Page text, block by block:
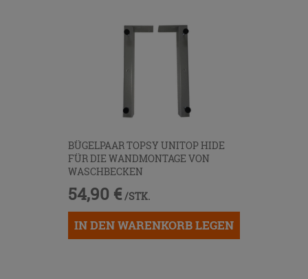
BÜGELPAAR TOPSY UNITOP HIDE
FÜR DIE WANDMONTAGE VON
WASCHBECKEN
54,90 € /STK.
IN DEN WARENKORB LEGEN